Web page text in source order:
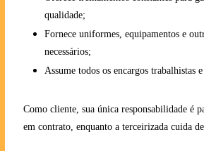
qualidade;
Fornece uniformes, equipamentos e
necessários;
Assume todos os encargos trabalhistas
Como cliente, sua única responsabilidade é
em contrato, enquanto a terceirizada cuida